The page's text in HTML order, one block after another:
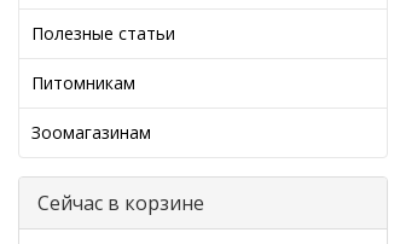
Полезные статьи
Питомникам
Зоомагазинам
Сейчас в корзине